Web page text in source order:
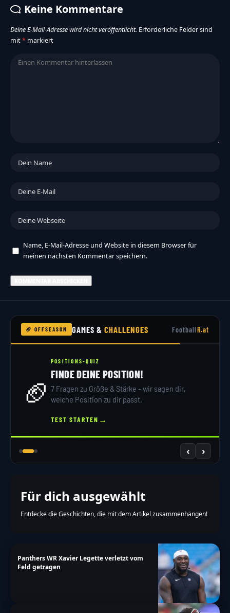
Keine Kommentare
Deine E-Mail-Adresse wird nicht veröffentlicht. Erforderliche Felder sind
mit* markiert
Name, E-Mail-Adresse und Website in diesem Browser für
meinen nächsten Kommentar speichern.
🏈 OFFSEASON GAMES &CHALLENGES FootballR.at
POSITION!
Größe & Stärke – wir sagen dir,
zu dir passt.
⚡10 Fragen, 15
‹ ›
Für dich ausgewählt
Entdecke die Geschichten, die mit dem Artikel zusammenhängen!
Panthers WR Xavier Legette verletzt vom
Feld getragen